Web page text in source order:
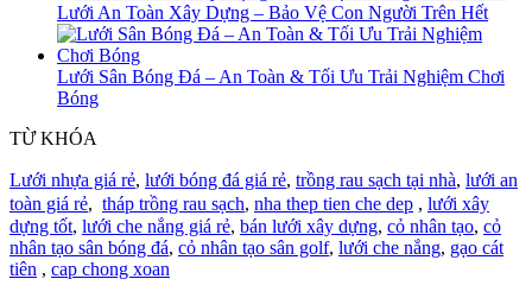
Lưới An Toàn Xây Dựng – Bảo Vệ Con Người Trên Hết
Lưới Sân Bóng Đá – An Toàn & Tối Ưu Trải Nghiệm Chơi
Bóng
TỪ KHÓA
Lưới nhựa giá rẻ, lưới bóng đá giá rẻ, trồng rau sạch tại nhà, lưới an
toàn giá rẻ, tháp trồng rau sạch, nha thep tien che dep , lưới xây
dựng tốt, lưới che nắng giá rẻ, bán lưới xây dựng, cỏ nhân tạo, cỏ
nhân tạo sân bóng đá, cỏ nhân tạo sân golf, lưới che nắng, gạo cát
tiên , cap chong xoan